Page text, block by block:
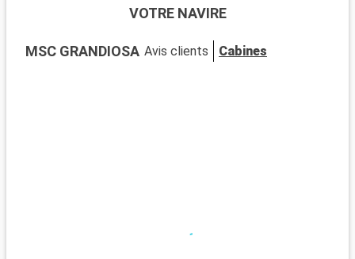
La visite de la ville ne pourra se faire sans découvrir les
célèbres grottes du Drach qui cachent en leurs fonds les plus
grands lacs souterrains au Monde. L'île regorge également
VOTRE NAVIRE
MSC GRANDIOSA Avis clients Cabines